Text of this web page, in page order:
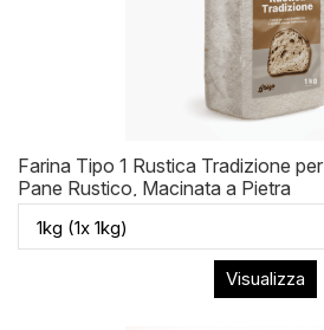
Farina Tipo 1 Rustica Tradizione per
Pane Rustico, Macinata a Pietra
Visualizza